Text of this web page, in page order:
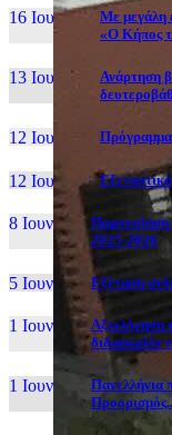
16 Ιουν, 26
Με μεγάλη
«Ο Κήπος
13 Ιουν, 26
Ανάρτηση
12 Ιουν, 26 Πρόγραμμα
12 Ιουν, 26
8 Ιουν, 26
Παρουσίαση
2025-2026
5 Ιουν, 26 Εξέταση
1 Ιουν, 26
Αξιολόγηση
διδασκαλία
1 Ιουν, 26
Πανελλήνια